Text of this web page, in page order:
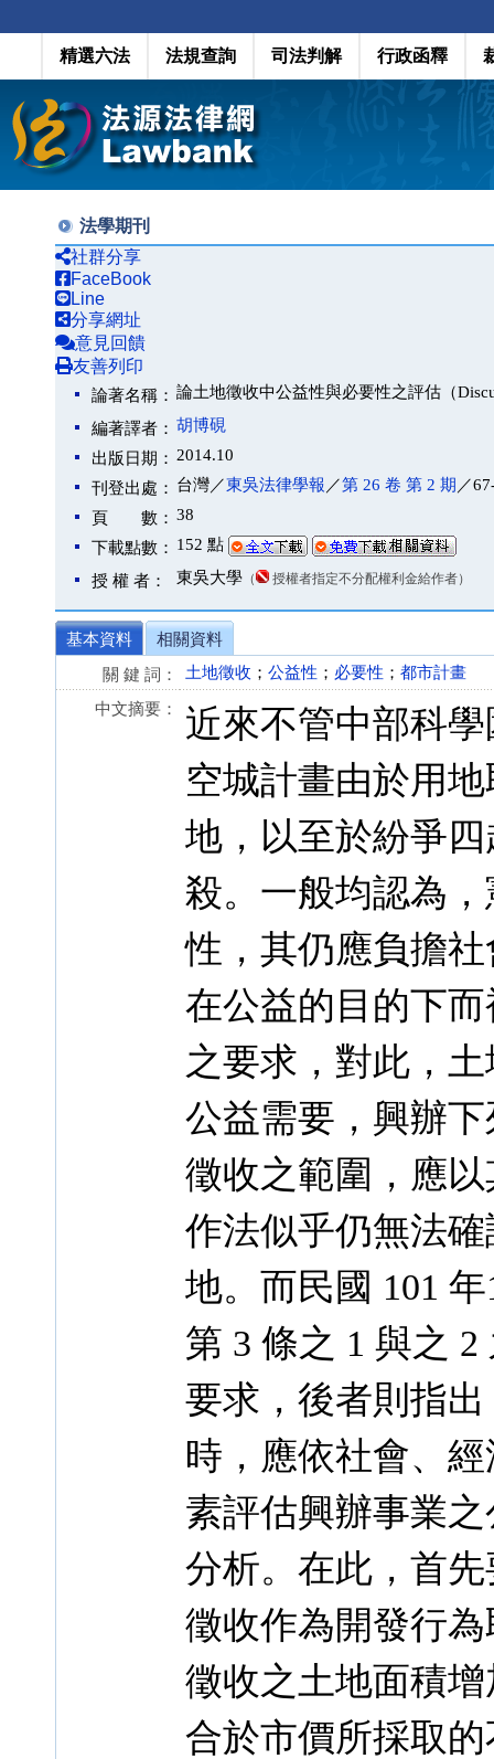
精選六法 法規查詢 司法判解 行政函釋
法學期刊
社群分享
FaceBook
Line
分享網址
意見回饋
友善列印
論著名稱： 論土地徵收中公益性與必要性之評估（
編著譯者： 胡博硯
出版日期： 2014.10
刊登出處： 台灣／東吳法律學報 ／第 26 卷 第 2 期 ／
頁 數： 38
下載點數： 152 點
授 權 者： 東吳大學 （ 授權者指定不分配權利金給作者）
基本資料
相關資料
關 鍵 詞：
土地徵收 ； 公益性 ； 必要性 ； 都市計畫
中文摘要：
近來不管中部科
空城計畫由於用
地，以至於紛爭
殺。一般均認為
性，其仍應負擔
在公益的目的下
之要求，對此，
公益需要，興辦
徵收之範圍，應
作法似乎仍無法
地。而民國 101
第 3 條之 1 與之
要求，後者則指
時，應依社會、
素評估興辦事業
分析。在此，首
徵收作為開發行
徵收之土地面積
合於市價所採取